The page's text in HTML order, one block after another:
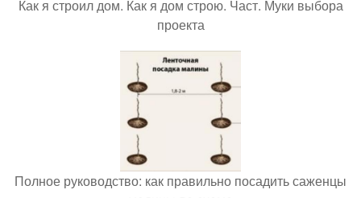
Как я строил дом. Как я дом строю. Част. Муки выбора
проекта
Полное руководство: как правильно посадить саженцы